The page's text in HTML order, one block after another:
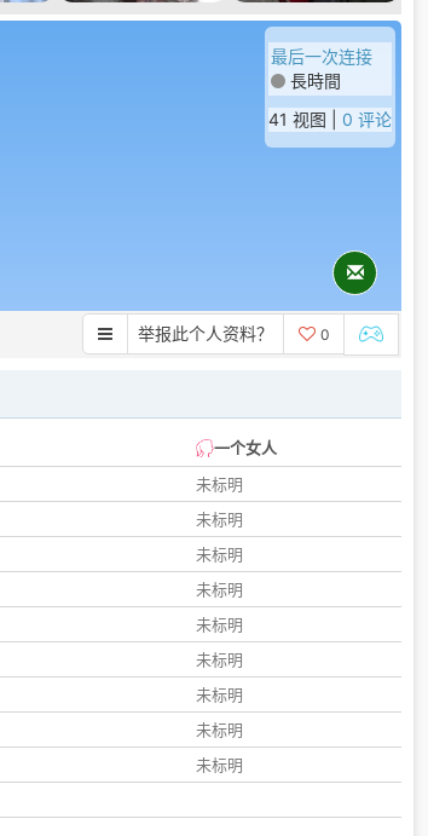
最后一次连接
長時間
41 视图 | 0 评论
举报此个人资料？ 0
一个女人
未标明
未标明
未标明
未标明
未标明
未标明
未标明
未标明
未标明